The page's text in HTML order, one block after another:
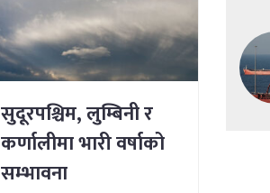
सुदूरपश्चिम, लुम्बिनी र
कर्णालीमा भारी वर्षाको
सम्भावना